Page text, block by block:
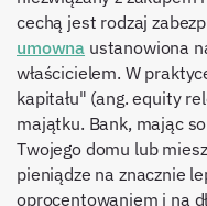
cechą jest rodzaj
umowna ustanowiona
właścicielem. W
kapitału" (ang. equity
majątku. Bank, mając
Twojego domu lub
pieniądze na znacznie
oprocentowaniem i na